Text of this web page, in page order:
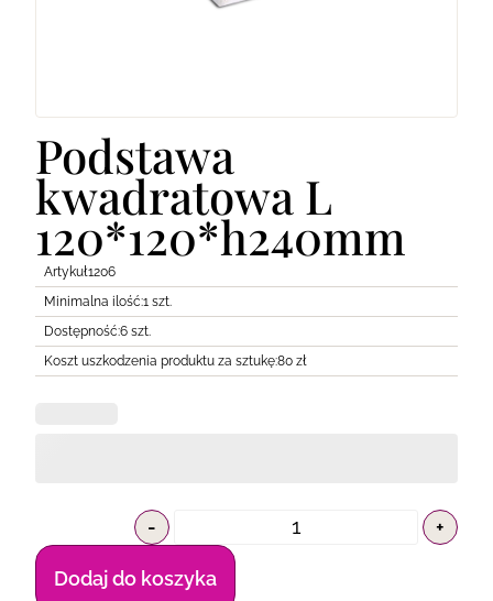
Podstawa
kwadratowa L
120*120*h240mm
Artykuł1206
Minimalna ilość:1 szt.
Dostępność:6 szt.
Koszt uszkodzenia produktu za sztukę:80 zł
- +
Dodaj do koszyka